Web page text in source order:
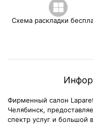
Схема раскладки
Фирменный салон
Челябинск,
спектр услуг и большой